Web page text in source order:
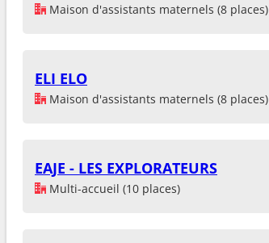
Maison d'assistants maternels (8 places)
ELI ELO
Maison d'assistants maternels (8 places)
EAJE - LES EXPLORATEURS
Multi-accueil (10 places)